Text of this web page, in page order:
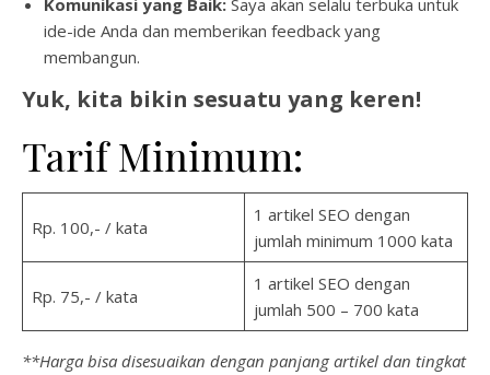
Komunikasi yang Baik: Saya akan selalu terbuka untuk
ide-ide Anda dan memberikan feedback yang
membangun.
Yuk, kita bikin sesuatu yang keren!
Tarif Minimum:
Rp. 100,- / kata
1 artikel SEO dengan
jumlah minimum 1000 kata
Rp. 75,- / kata
1 artikel SEO dengan
jumlah 500 – 700 kata
**Harga bisa disesuaikan dengan panjang artikel dan tingkat